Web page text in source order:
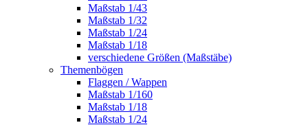
Maßstab 1/43
Maßstab 1/32
Maßstab 1/24
Maßstab 1/18
verschiedene Größen (Maßstäbe)
Themenbögen
Flaggen / Wappen
Maßstab 1/160
Maßstab 1/18
Maßstab 1/24